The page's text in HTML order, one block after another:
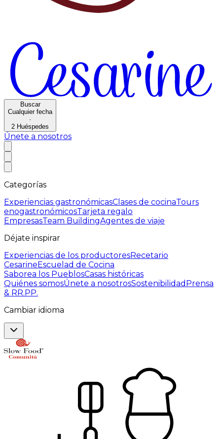
Buscar
Cualquier fecha
·
2 Huéspedes
Únete a nosotros
Categorías
Experiencias gastronómicasClases de cocinaTours
enogastronómicosTarjeta regalo
EmpresasTeam BuildingAgentes de viaje
Déjate inspirar
Experiencias de los productoresRecetario
CesarineEscuelad de Cocina
Saborea los PueblosCasas históricas
Quiénes somosÚnete a nosotrosSostenibilidad Prensa
& RR.PP.
Cambiar idioma